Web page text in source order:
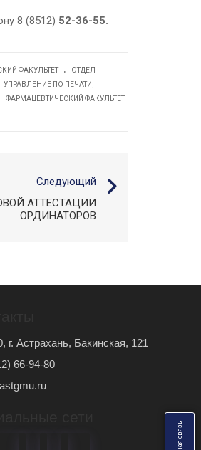
ь
8 (8512) 52-36-55.
ФАКУЛЬТЕТ .
ОТДЕЛ
УПРАВЛЕНИЕ ПО ПЕЧАТИ,
ФАРМАЦЕВТИЧЕСКИЙ ФАКУЛЬТЕТ
Следующий
АТТЕСТАЦИИ
ОРДИНАТОРОВ
г. Астрахань, Бакинская, 121
66-94-80